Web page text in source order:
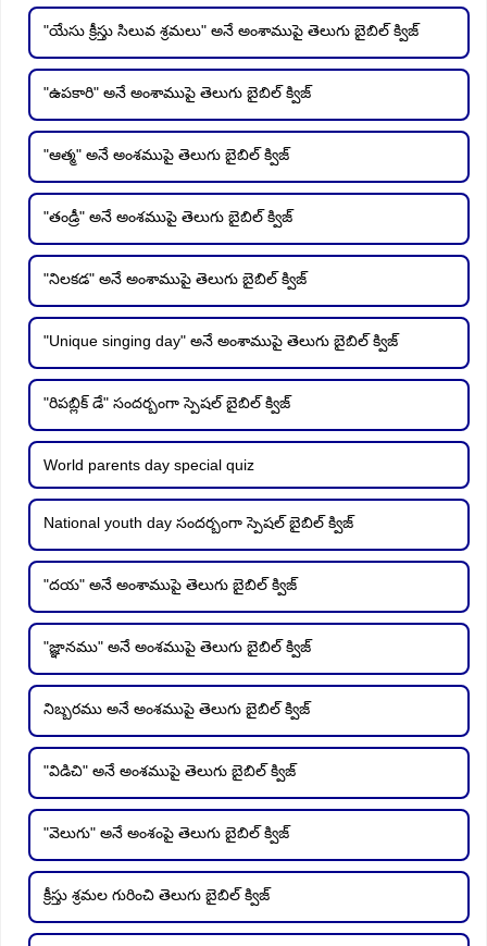
"యేసు క్రీస్తు సిలువ శ్రమలు" అనే అంశాముపై తెలుగు బైబిల్ క్విజ్
"ఉపకారి" అనే అంశాముపై తెలుగు బైబిల్ క్విజ్
"ఆత్మ" అనే అంశముపై తెలుగు బైబిల్ క్విజ్
"తండ్రీ" అనే అంశముపై తెలుగు బైబిల్ క్విజ్
"నిలకడ" అనే అంశాముపై తెలుగు బైబిల్ క్విజ్
"Unique singing day" అనే అంశాముపై తెలుగు బైబిల్ క్విజ్
"రిపబ్లిక్ డే" సందర్బంగా స్పెషల్ బైబిల్ క్విజ్
World parents day special quiz
National youth day సందర్బంగా స్పెషల్ బైబిల్ క్విజ్
"దయ" అనే అంశాముపై తెలుగు బైబిల్ క్విజ్
"జ్ఞానము" అనే అంశముపై తెలుగు బైబిల్ క్విజ్
నిబ్బరము అనే అంశముపై తెలుగు బైబిల్ క్విజ్
"విడిచి" అనే అంశముపై తెలుగు బైబిల్ క్విజ్
"వెలుగు" అనే అంశంపై తెలుగు బైబిల్ క్విజ్
క్రీస్తు శ్రమల గురించి తెలుగు బైబిల్ క్విజ్